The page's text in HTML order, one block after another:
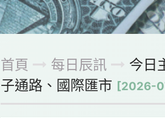
首頁 每日辰訊
今日
子通路、國際匯市 [2026-